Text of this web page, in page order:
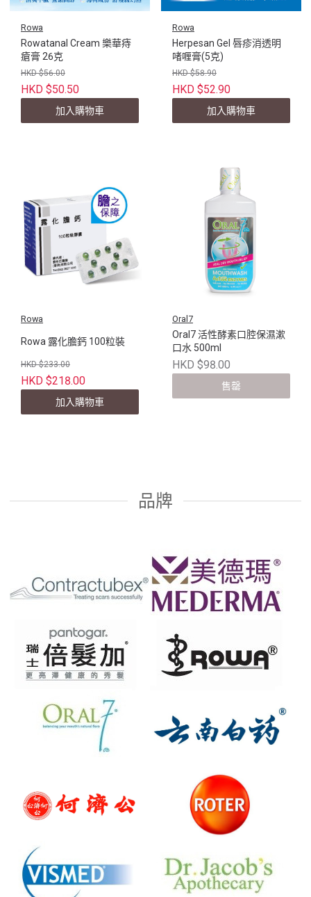
Rowa
Rowatanal Cream 樂華痔
瘡膏 26克
HKD $56.00
HKD $50.50
加入購物車
Rowa
Herpesan Gel 唇疹消透明
啫喱膏(5克)
HKD $58.90
HKD $52.90
加入購物車
Rowa
Rowa 露化膽鈣 100粒裝
HKD $233.00
HKD $218.00
加入購物車
Oral7
Oral7 活性酵素口腔保濕漱
口水 500ml
HKD $98.00
售罄
品牌